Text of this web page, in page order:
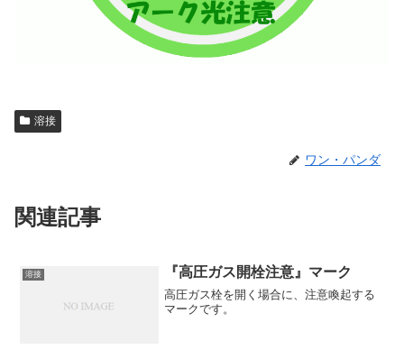
溶接
ワン・パンダ
関連記事
溶接 『高圧ガス開栓注意』マーク
高圧ガス栓を開く場合に、注意喚起する
マークです。